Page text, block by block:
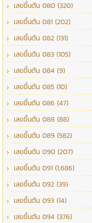
เลขขึ้นต้น 080 (320)
เลขขึ้นต้น 081 (202)
เลขขึ้นต้น 082 (131)
เลขขึ้นต้น 083 (105)
เลขขึ้นต้น 084 (9)
เลขขึ้นต้น 085 (10)
เลขขึ้นต้น 086 (47)
เลขขึ้นต้น 088 (88)
เลขขึ้นต้น 089 (582)
เลขขึ้นต้น 090 (207)
เลขขึ้นต้น 091 (1,686)
เลขขึ้นต้น 092 (39)
เลขขึ้นต้น 093 (14)
เลขขึ้นต้น 094 (376)